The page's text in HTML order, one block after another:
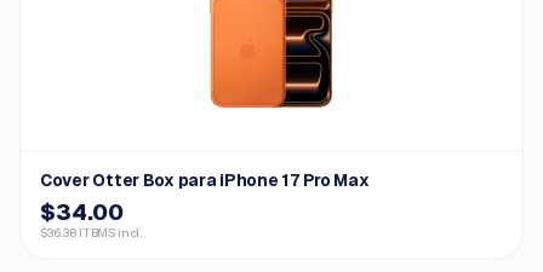
Cover Otter Box para iPhone 17 Pro Max
$34.00
$36.38 ITBMS incl.